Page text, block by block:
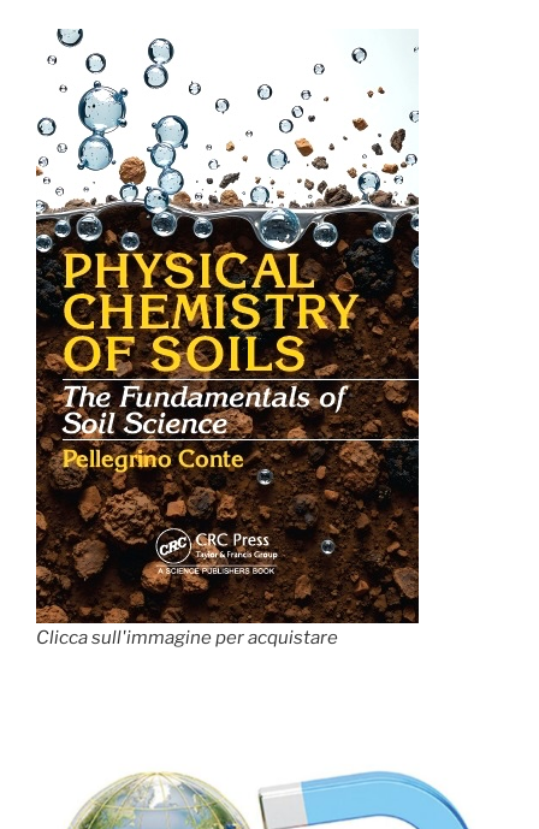
Clicca sull'immagine per acquistare